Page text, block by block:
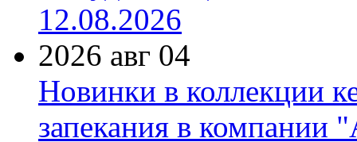
12.08.2026
2026 авг 04
Новинки в коллекции
запекания в компании